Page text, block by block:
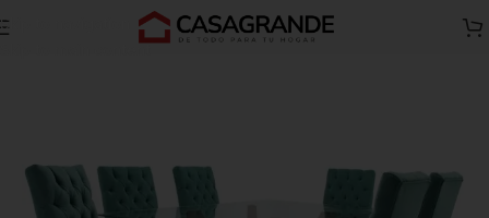
Skip to navigation
Skip to main content
Comedores y Juegos de comedor Comedores 6 Sillas